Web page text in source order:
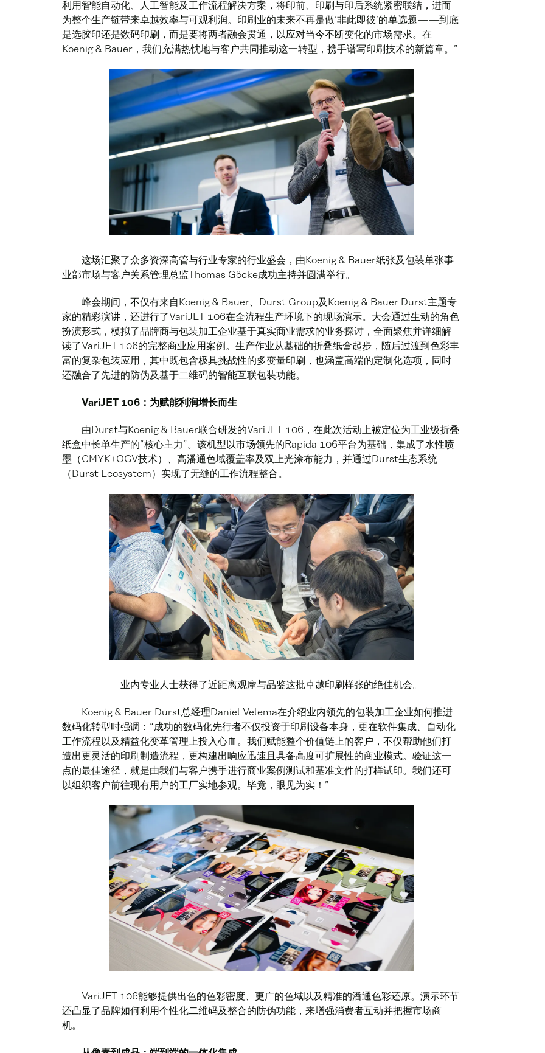
利用智能自动化、人工智能及工作流程解决方案，将印前、印刷与印后系统紧密联结，进而
为整个生产链带来卓越效率与可观利润。印刷业的未来不再是做‘非此即彼’的单选题——到底
是选胶印还是数码印刷，而是要将两者融会贯通，以应对当今不断变化的市场需求。在
Koenig & Bauer，我们充满热忱地与客户共同推动这一转型，携手谱写印刷技术的新篇章。”
这场汇聚了众多资深高管与行业专家的行业盛会，由Koenig & Bauer纸张及包装单张事
业部市场与客户关系管理总监Thomas Göcke成功主持并圆满举行。
峰会期间，不仅有来自Koenig & Bauer、Durst Group及Koenig & Bauer Durst主题专
家的精彩演讲，还进行了VariJET 106在全流程生产环境下的现场演示。大会通过生动的角色
扮演形式，模拟了品牌商与包装加工企业基于真实商业需求的业务探讨，全面聚焦并详细解
读了VariJET 106的完整商业应用案例。生产作业从基础的折叠纸盒起步，随后过渡到色彩丰
富的复杂包装应用，其中既包含极具挑战性的多变量印刷，也涵盖高端的定制化选项，同时
还融合了先进的防伪及基于二维码的智能互联包装功能。
VariJET 106：为赋能利润增长而生
由Durst与Koenig & Bauer联合研发的VariJET 106，在此次活动上被定位为工业级折叠
纸盒中长单生产的“核心主力”。该机型以市场领先的Rapida 106平台为基础，集成了水性喷
墨（CMYK+OGV技术）、高潘通色域覆盖率及双上光涂布能力，并通过Durst生态系统
（Durst Ecosystem）实现了无缝的工作流程整合。
业内专业人士获得了近距离观摩与品鉴这批卓越印刷样张的绝佳机会。
Koenig & Bauer Durst总经理Daniel Velema在介绍业内领先的包装加工企业如何推进
数码化转型时强调：“成功的数码化先行者不仅投资于印刷设备本身，更在软件集成、自动化
工作流程以及精益化变革管理上投入心血。我们赋能整个价值链上的客户，不仅帮助他们打
造出更灵活的印刷制造流程，更构建出响应迅速且具备高度可扩展性的商业模式。验证这一
点的最佳途径，就是由我们与客户携手进行商业案例测试和基准文件的打样试印。我们还可
以组织客户前往现有用户的工厂实地参观。毕竟，眼见为实！”
VariJET 106能够提供出色的色彩密度、更广的色域以及精准的潘通色彩还原。演示环节
还凸显了品牌如何利用个性化二维码及整合的防伪功能，来增强消费者互动并把握市场商
机。